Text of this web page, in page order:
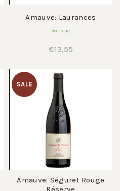
Amauve: Laurances
Voorraad
€13,55
SALE
Amauve: Séguret Rouge
Réserve